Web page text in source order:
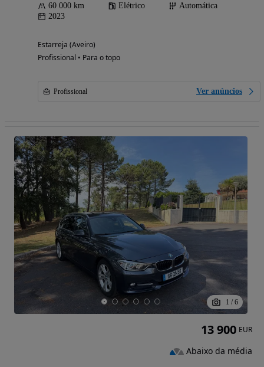
60 000 km Elétrico
Automática
2023
Estarreja (Aveiro)
Profissional • Para o topo
Profissional Ver anúncios
1 / 6
13 900 EUR
Abaixo da média